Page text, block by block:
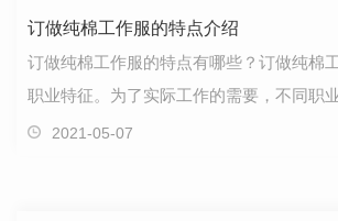
订做纯棉工作服的特点介绍
订做纯棉工作服的特点有哪些？订做纯棉
职业特征。为了实际工作的需要，不同职
同特征的工作服。订做纯棉工作服可以表
2021-05-07